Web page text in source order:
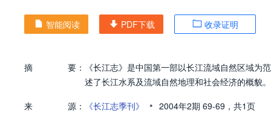
智能阅读 PDF下载 收录证明
摘 要：
《长江志》是中国第一部以长江流域自然区域
述了长江水系及流域自然地理和社会经济的概貌。
来
源： 《长江志季刊》 • 2004年2期 69-69， 共1页